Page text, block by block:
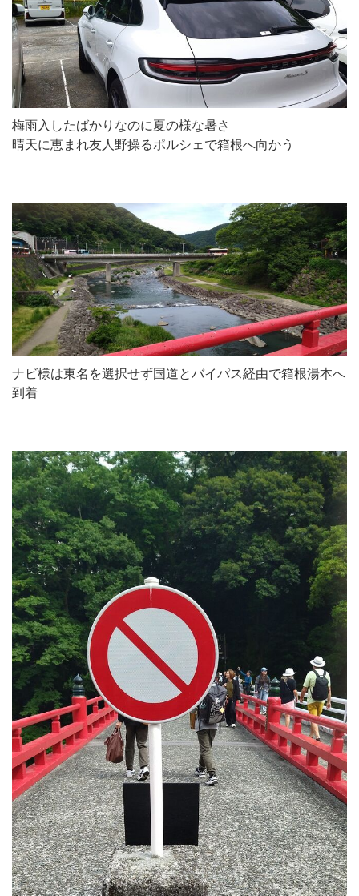
梅雨入したばかりなのに夏の様な暑さ
晴天に恵まれ友人野操るポルシェで箱根へ向かう
ナビ様は東名を選択せず国道とバイパス経由で箱根湯本へ
到着